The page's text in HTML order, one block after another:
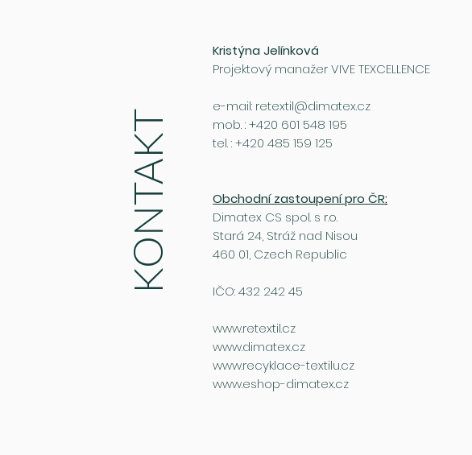
Kristýna Jelínková
Projektový manažer VIVE TEXCELLENCE
e-mail: retextil@dimatex.cz
mob. : +420 601 548 195
tel. : +420 485 159 125
Obchodní zastoupení pro ČR:
Dimatex CS spol. s r.o.
Stará 24, Stráž nad Nisou
460 01, Czech Republic
IČO: 432 242 45
www.retextil.cz
www.dimatex.cz
www.recyklace-textilu.cz
www.eshop-dimatex.cz
KONTAKT